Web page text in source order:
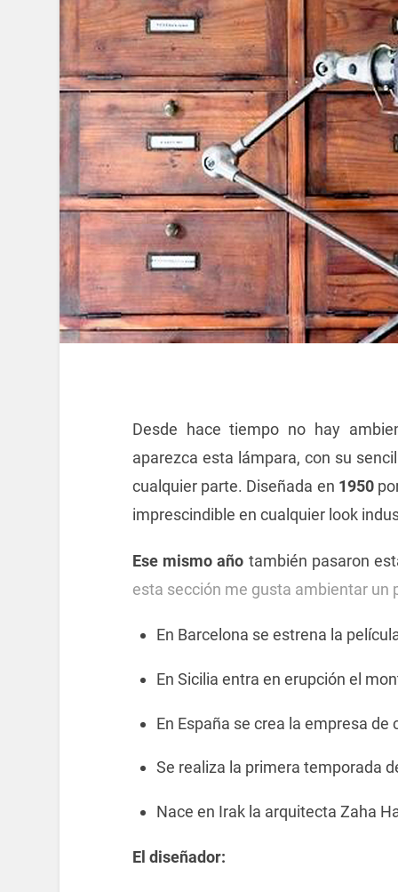
Desde hace tiempo no hay
aparezca esta lámpara, con su
cualquier parte. Diseñada en 1950
imprescindible en cualquier look
Ese mismo año también pasaron
esta sección me gusta ambientar un
En Barcelona se estrena la
En Sicilia entra en erupción el
En España se crea la empresa de
Se realiza la primera temporada
Nace en Irak la arquitecta Zaha
El diseñador: